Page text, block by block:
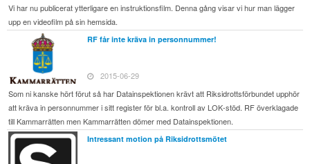
Vi har nu publicerat ytterligare en instruktionsfilm. Denna gång visar vi hur man lägger
upp en videofilm på sin hemsida.
RF får inte kräva in personnummer!
2015-06-29
Som ni kanske hört förut så har Datainspektionen krävt att Riksidrottsförbundet upphör
att kräva in personnummer i sitt register för bl.a. kontroll av LOK-stöd. RF överklagade
till Kammarrätten men Kammarrätten dömer med Datainspektionen.
Intressant motion på Riksidrottsmötet